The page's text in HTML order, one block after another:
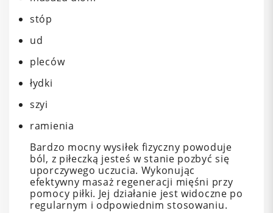
stóp
ud
pleców
łydki
szyi
ramienia
Bardzo mocny wysiłek fizyczny powoduje
ból, z piłeczką jesteś w stanie pozbyć się
uporczywego uczucia. Wykonując
efektywny masaż regeneracji mięśni przy
pomocy piłki. Jej działanie jest widoczne po
regularnym i odpowiednim stosowaniu.